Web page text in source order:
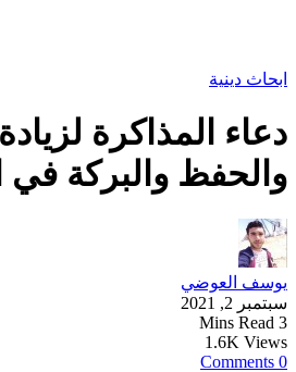
ابحاث دينية
دعاء المذاكرة لزيادة
والحفظ والبركة في
يوسف العوضي
سبتمبر 2, 2021
3 Mins Read
1.6K Views
0 Comments